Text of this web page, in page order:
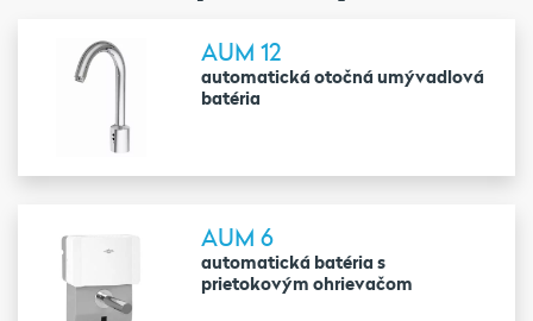
AUM 12
automatická otočná umývadlová
batéria
AUM 6
automatická batéria s
prietokovým ohrievačom